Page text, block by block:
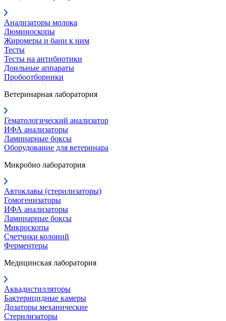
Анализаторы молока
Люминоскопы
Жиромеры и бани к ним
Тесты
Тесты на антибиотики
Доильные аппараты
Пробоотборники
Ветеринарная лаборатория
Гематологический анализатор
ИФА анализаторы
Ламинарные боксы
Оборудование для ветеринара
Микробио лаборатория
Автоклавы (стерилизаторы)
Гомогенизаторы
ИФА анализаторы
Ламинарные боксы
Микроскопы
Счетчики колоний
Ферментеры
Медицинская лаборатория
Аквадистилляторы
Бактерицидные камеры
Дозаторы механические
Стерилизаторы